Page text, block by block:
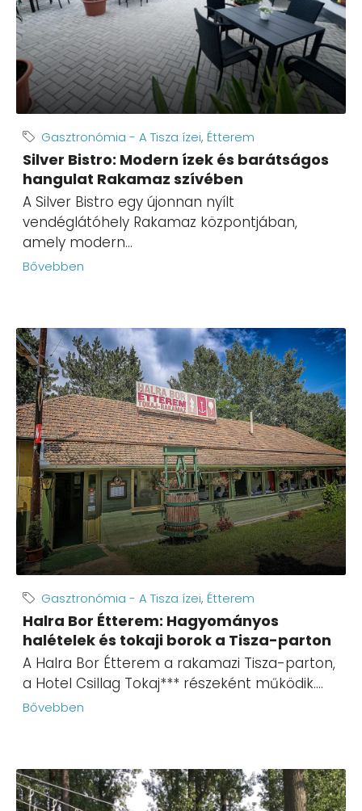
Gasztronómia - A Tisza ízei, Étterem
Silver Bistro: Modern ízek és barátságos
hangulat Rakamaz szívében
A Silver Bistro egy újonnan nyílt
vendéglátóhely Rakamaz központjában,
amely modern...
Bővebben
Gasztronómia - A Tisza ízei, Étterem
Halra Bor Étterem: Hagyományos
halételek és tokaji borok a Tisza-parton
A Halra Bor Étterem a rakamazi Tisza-parton,
a Hotel Csillag Tokaj*** részeként működik....
Bővebben